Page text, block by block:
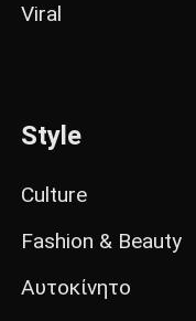
Viral
Style
Culture
Fashion & Beauty
Αυτοκίνητο